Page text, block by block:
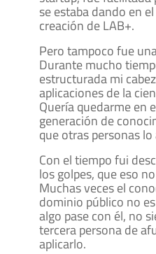
se estaba dando en
creación de LAB+.
Pero tampoco fue
Durante mucho
estructurada mi
aplicaciones de la
Quería quedarme en
generación de
que otras personas lo
Con el tiempo fui
los golpes, que eso
Muchas veces el
dominio público no
algo pase con él, no
tercera persona de
aplicarlo.